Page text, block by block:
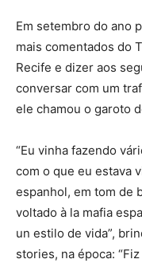
Em setembro do ano
mais comentados do
Recife e dizer aos
conversar com um
ele chamou o garoto
“Eu vinha fazendo
com o que eu estava
espanhol, em tom de
voltado à la mafia
un estilo de vida”,
stories, na época: